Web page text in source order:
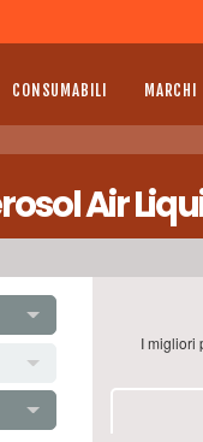
CONSUMABILI MARCHI
Air
I migliori